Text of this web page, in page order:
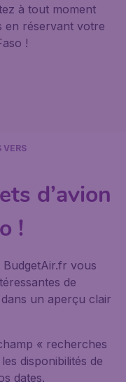
à tout moment
en réservant votre
!
VERS
d’avion
!
vous
de
un aperçu clair
« recherches
disponibilités de
dates.